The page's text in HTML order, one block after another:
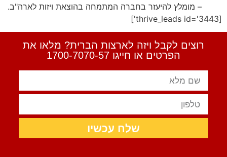
– מומלץ להיעזר בחברה המתמחה בהוצאת ויזות לארה"ב.
[thrive_leads id='3443']
רוצים לקבל ויזה לארצות הברית? מלאו את
הפרטים או חייגו 1700-7070-57
שלח עכשיו